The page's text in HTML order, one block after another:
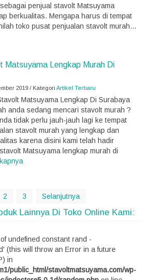
penjual stavolt Matsuyama
berkualitas. Mengapa harus di tempat
toko pusat penjualan stavolt murah...
Matsuyama Lengkap Murah Di
2019 / Kategori Artikel Terbaru
Matsuyama Lengkap Di Surabaya
anda sedang mencari stavolt murah ?
tidak perlu jauh-jauh lagi ke tempat
stavolt murah yang lengkap dan
karena disini kami telah hadir
Matsuyama lengkap murah di
2 3 Selanjutnya
Lainnya Di Toko Online Kami:
undefined constant rand -
(this will throw an Error in a future
in
public_html/stavoltmatsuyama.com/wp-